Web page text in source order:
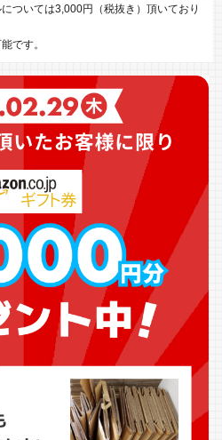
ついては3,000円（税抜き）頂いており
です。